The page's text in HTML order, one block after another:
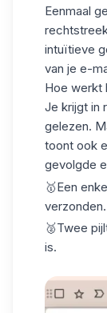
Eenmaal
intuïtieve
van je e-
Hoe werkt
Je krijgt in
gelezen.
toont ook
gevolgde
🥇Een
verzonden.
🥈Twee
is.